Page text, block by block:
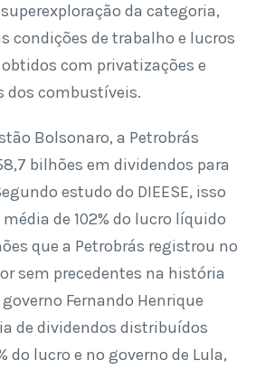
da categoria,
condições de trabalho e lucros
com privatizações e
dos combustíveis.
Bolsonaro, a Petrobrás
bilhões em dividendos para
estudo do DIEESE, isso
de 102% do lucro líquido
que a Petrobrás registrou no
sem precedentes na história
Fernando Henrique
de dividendos distribuídos
do lucro e no governo de Lula,